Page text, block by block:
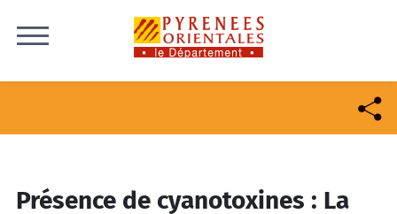
Présence de cyanotoxines : La